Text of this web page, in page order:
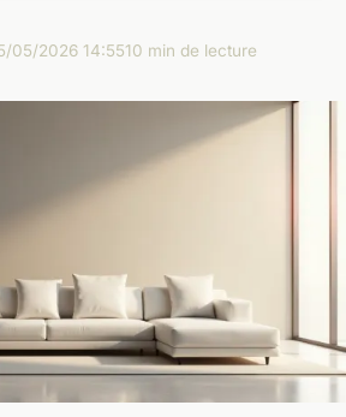
05/2026 14:5510 min de lecture